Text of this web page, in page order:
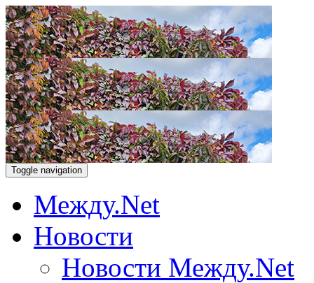
Toggle navigation
Между.Net
Новости
Новости Между.Net